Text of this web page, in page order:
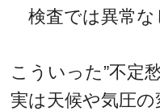
検査では異常な
こういった”不定
実は天候や気圧の